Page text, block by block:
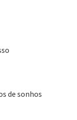
de sonhos